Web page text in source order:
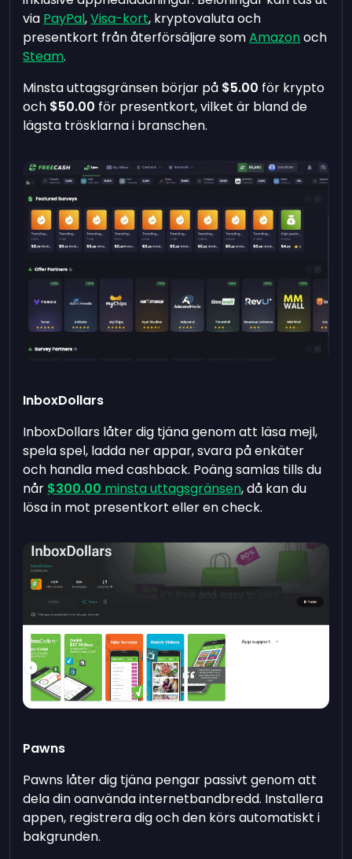
via PayPal,Visa-kort, kryptovaluta och
presentkort från återförsäljare somAmazonoch
Steam.
Minsta uttagsgränsen börjar på $5.00 för krypto
och $50.00 för presentkort, vilket är bland de
lägsta trösklarna i branschen.
InboxDollars
InboxDollars låter dig tjäna genom att läsa mejl,
spela spel, ladda ner appar, svara på enkäter
och handla med cashback. Poäng samlas tills du
når $300.00 minsta uttagsgränsen, då kan du
lösa in mot presentkort eller en check.
Pawns
Pawns låter dig tjäna pengar passivt genom att
dela din oanvända internetbandbredd. Installera
appen, registrera dig och den körs automatiskt i
bakgrunden.